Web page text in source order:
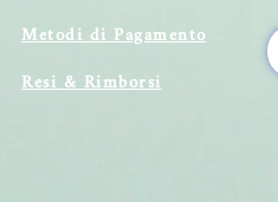
Metodi di Pagamento
Resi & Rimborsi